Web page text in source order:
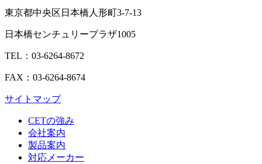
東京都中央区日本橋人形町3-7-13
日本橋センチュリープラザ1005
TEL：03-6264-8672
FAX：03-6264-8674
サイトマップ
CETの強み
会社案内
製品案内
対応メーカー